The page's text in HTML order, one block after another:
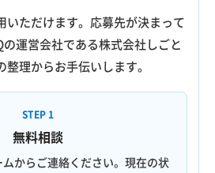
いただけます。応募先が決まって
運営会社である株式会社しごと
理からお手伝いします。
STEP 1
無料相談
からご連絡ください。現在の状